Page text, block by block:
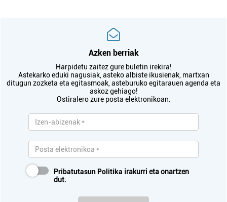
Azken berriak
Harpidetu zaitez gure buletin irekira!
Astekarko eduki nagusiak, asteko albiste ikusienak, martxan
ditugun zozketa eta egitasmoak, asteburuko egitarauen agenda eta
askoz gehiago!
Ostiralero zure posta elektronikoan.
Pribatutasun Politika irakurri eta onartzen
dut.